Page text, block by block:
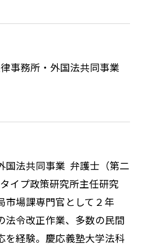
事務所・外国法共同事業
国法共同事業 弁護士（第二
イプ政策研究所主任研究
市場課専門官として２年
法令改正作業、多数の民間
を経験。慶応義塾大学法科